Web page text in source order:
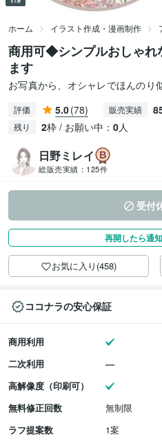
ホーム イラスト作成・漫画制作
商用可◆シンプルおしゃれ
ます
お写真から、オシャレでほんの
評価 5.0(78) 販売実績
残り 2枠 / お願い中： 0人
日野ミレイ
総販売実績： 125件
受付
再開したら通
お気に入り(458)
ココナラの安心保証
商用利用
二次利用
高解像度（印刷可）
無料修正回数
無制限
ラフ提案数
1案